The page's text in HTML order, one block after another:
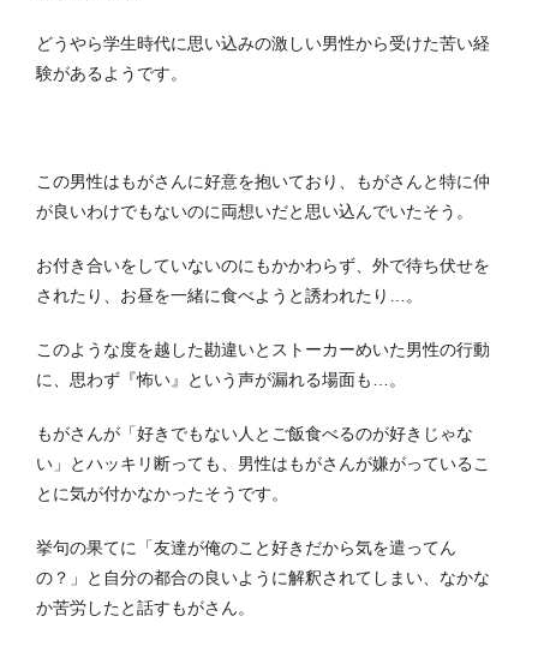
どうやら学生時代に思い込みの激しい男性から受けた苦い経
験があるようです。
この男性はもがさんに好意を抱いており、もがさんと特に仲
が良いわけでもないのに両想いだと思い込んでいたそう。
お付き合いをしていないのにもかかわらず、外で待ち伏せを
されたり、お昼を一緒に食べようと誘われたり…。
このような度を越した勘違いとストーカーめいた男性の行動
に、思わず『怖い』という声が漏れる場面も…。
もがさんが「好きでもない人とご飯食べるのが好きじゃな
い」とハッキリ断っても、男性はもがさんが嫌がっているこ
とに気が付かなかったそうです。
挙句の果てに「友達が俺のこと好きだから気を遣ってん
の？」と自分の都合の良いように解釈されてしまい、なかな
か苦労したと話すもがさん。